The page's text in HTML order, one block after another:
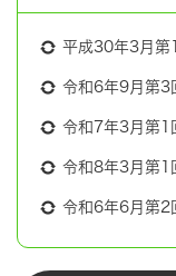
平成30年3月第
令和6年9月第3
令和7年3月第1
令和8年3月第1
令和6年6月第2